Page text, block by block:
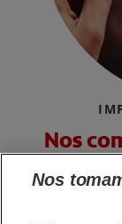
Nos
Nos